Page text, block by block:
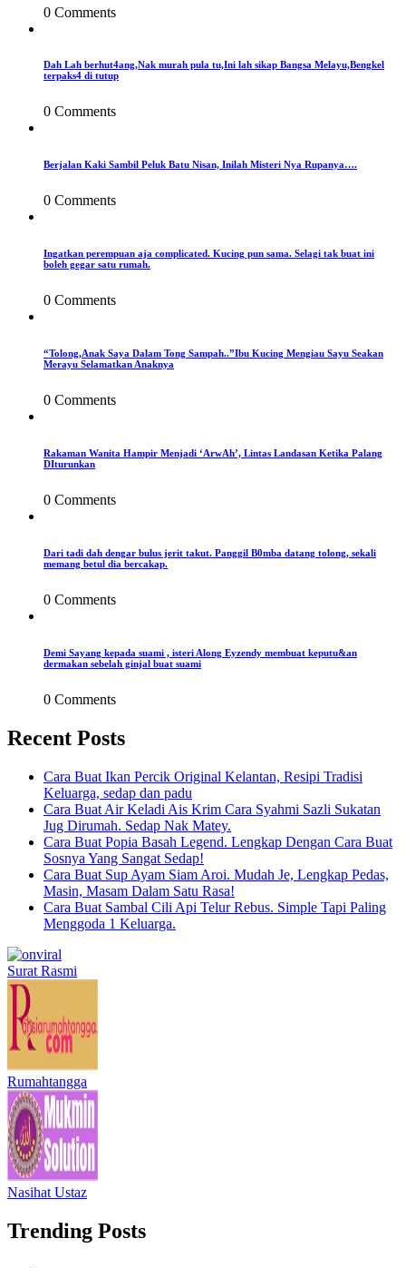
0 Comments
Dah Lah berhut4ang,Nak murah pula tu,Ini lah sikap Bangsa Melayu,Bengkel
terpaks4 di tutup
0 Comments
Berjalan Kaki Sambil Peluk Batu Nisan, Inilah Misteri Nya Rupanya….
0 Comments
Ingatkan perempuan aja complicated. Kucing pun sama. Selagi tak buat ini
boleh gegar satu rumah.
0 Comments
“Tolong,Anak Saya Dalam Tong Sampah..”Ibu Kucing Mengiau Sayu Seakan
Merayu Selamatkan Anaknya
0 Comments
Rakaman Wanita Hampir Menjadi ‘ArwAh’, Lintas Landasan Ketika Palang
DIturunkan
0 Comments
Dari tadi dah dengar bulus jerit takut. Panggil B0mba datang tolong, sekali
memang betul dia bercakap.
0 Comments
Demi Sayang kepada suami , isteri Along Eyzendy membuat keputu&an
dermakan sebelah ginjal buat suami
0 Comments
Recent Posts
Cara Buat Ikan Percik Original Kelantan, Resipi Tradisi
Keluarga, sedap dan padu
Cara Buat Air Keladi Ais Krim Cara Syahmi Sazli Sukatan
Jug Dirumah. Sedap Nak Matey.
Cara Buat Popia Basah Legend. Lengkap Dengan Cara Buat
Sosnya Yang Sangat Sedap!
Cara Buat Sup Ayam Siam Aroi. Mudah Je, Lengkap Pedas,
Masin, Masam Dalam Satu Rasa!
Cara Buat Sambal Cili Api Telur Rebus. Simple Tapi Paling
Menggoda 1 Keluarga.
Surat Rasmi
Rumahtangga
Nasihat Ustaz
Trending Posts